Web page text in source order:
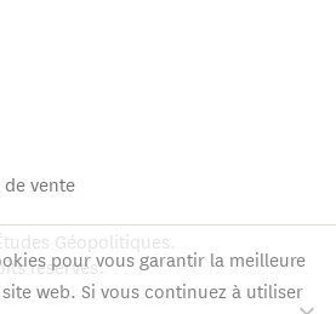
vente
Géopolitiques.
réservés.
pour vous garantir la meilleure
web. Si vous continuez à utiliser